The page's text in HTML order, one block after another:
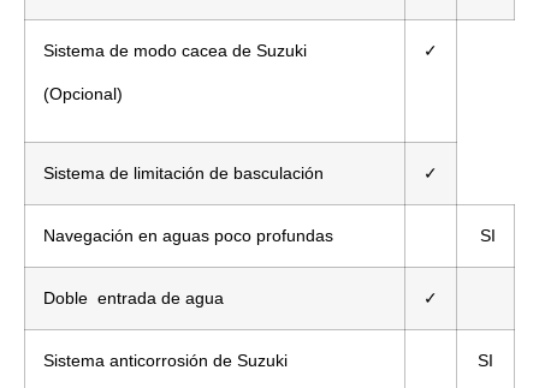
Sistema de modo cacea de Suzuki
(Opcional)
✓
Sistema de limitación de basculación ✓
Navegación en aguas poco profundas SI
Doble entrada de agua ✓
Sistema anticorrosión de Suzuki SI